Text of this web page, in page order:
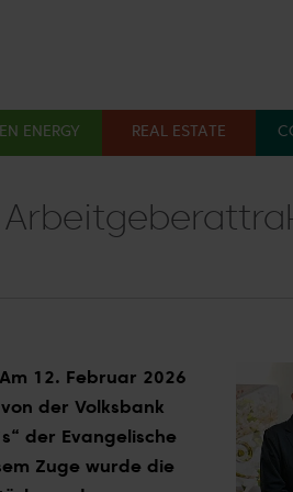
ENERGY REAL ESTATE
12. Februar 2026
der Volksbank
der Evangelische
Zuge wurde die